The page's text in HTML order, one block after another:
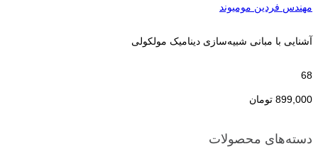
مهندس فردین مومیوند
آشنایی با مبانی شبیه‌سازی دینامیک مولکولی
68
899,000 تومان
دسته‌های محصولات